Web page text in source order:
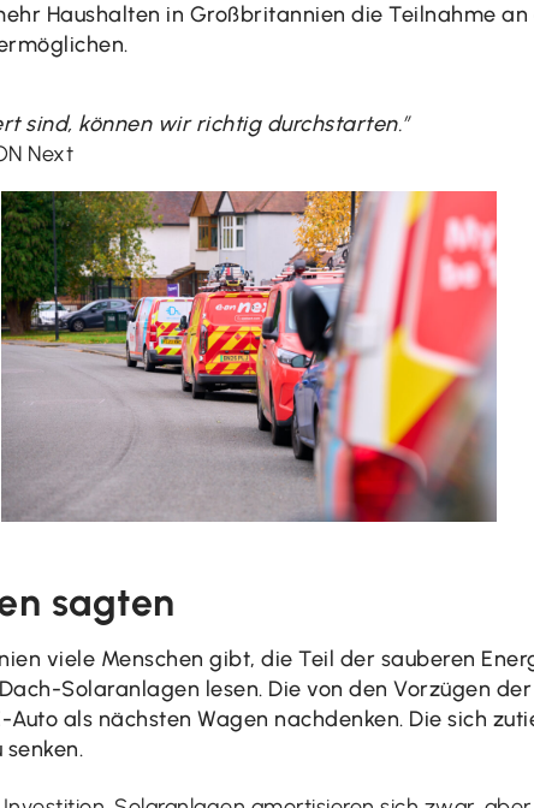
Haushalten in Großbritannien die Teilnahme
sind, können wir richtig durchstarten.”
Next
sagten
viele Menschen gibt, die Teil der sauberen
Solaranlagen lesen. Die von den Vorzügen
als nächsten Wagen nachdenken. Die sich